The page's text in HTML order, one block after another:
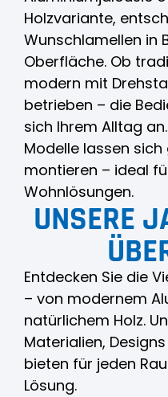
Holzvariante,
Wunschlamellen in
Oberfläche. Ob
modern mit
betrieben – die
sich Ihrem Alltag
Modelle lassen
montieren – ideal
Wohnlösungen.
UNSERE
Entdecken Sie die
– von modernem
natürlichem Holz.
Materialien,
bieten für jeden
Lösung.